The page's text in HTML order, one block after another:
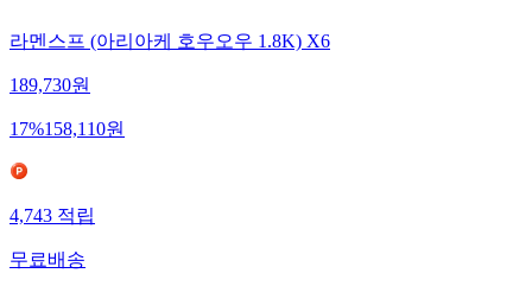
라멘스프 (아리아케 호우오우 1.8K) X6
189,730원
17%158,110원
4,743적립
무료배송